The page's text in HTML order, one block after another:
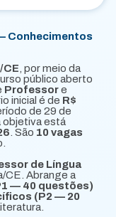
Conhecimentos
CE , por meio da
público aberto
Professore
inicial é de R$
de 29 de
objetiva está
. São 10 vagas
de Língua
CE. Abrange a
— 40 questões)
(P2 — 20